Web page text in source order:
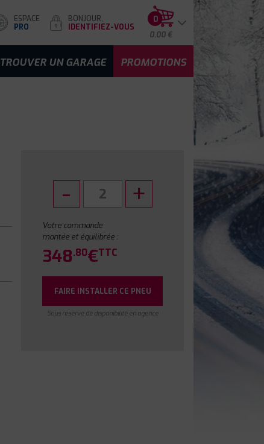
ESPACE
PRO
BONJOUR,
IDENTIFIEZ-VOUS
0
0.00 €
TROUVER UN GARAGE PROMOTIONS
Votre commande
montée et équilibrée :
348.80€TTC
FAIRE INSTALLER CE PNEU
Sous réserve de disponibilité en agence